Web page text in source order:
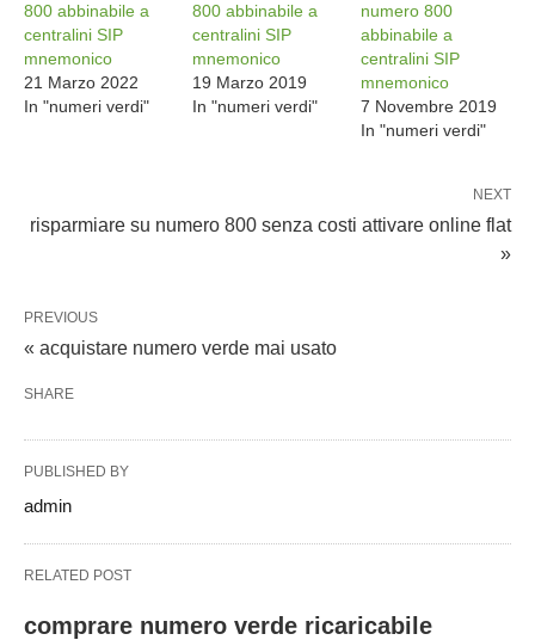
800 abbinabile a
centralini SIP
mnemonico
21 Marzo 2022
In "numeri verdi"
800 abbinabile a
centralini SIP
mnemonico
19 Marzo 2019
In "numeri verdi"
numero 800
abbinabile a
centralini SIP
mnemonico
7 Novembre 2019
In "numeri verdi"
NEXT
risparmiare su numero 800 senza costi attivare online flat
»
PREVIOUS
« acquistare numero verde mai usato
SHARE
PUBLISHED BY
admin
RELATED POST
comprare numero verde ricaricabile